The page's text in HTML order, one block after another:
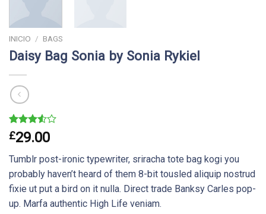
INICIO / BAGS
Daisy Bag Sonia by Sonia Rykiel
Valorado
3.50
basado
en
2
puntuaciones
de
clientes
£29.00
Tumblr post-ironic typewriter, sriracha tote bag kogi you
probably haven’t heard of them 8-bit tousled aliquip nostrud
fixie ut put a bird on it nulla. Direct trade Banksy Carles pop-
up. Marfa authentic High Life veniam.